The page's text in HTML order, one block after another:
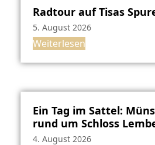
Radtour auf Tisas
5. August 2026
Weiterlesen
Ein Tag im Sattel:
rund um Schloss
4. August 2026